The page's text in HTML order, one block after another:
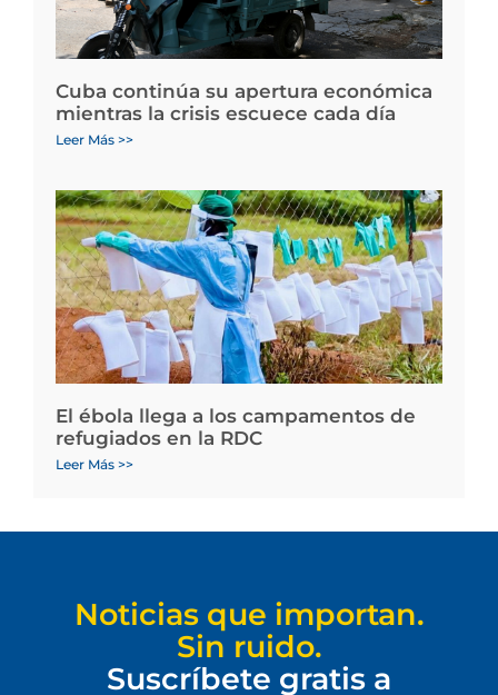
Cuba continúa su apertura económica
mientras la crisis escuece cada día
Leer Más >>
El ébola llega a los campamentos de
refugiados en la RDC
Leer Más >>
Noticias que importan.
Sin ruido.
Suscríbete gratis a